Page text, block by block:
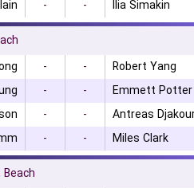
- - Ilia Simakin
- - Robert Yang
- - Emmett Potter
- - Antreas
- - Miles Clark